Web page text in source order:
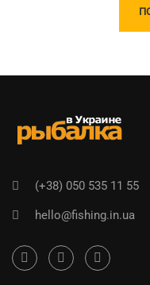
(+38) 050 535 11 55
hello@fishing.in.ua